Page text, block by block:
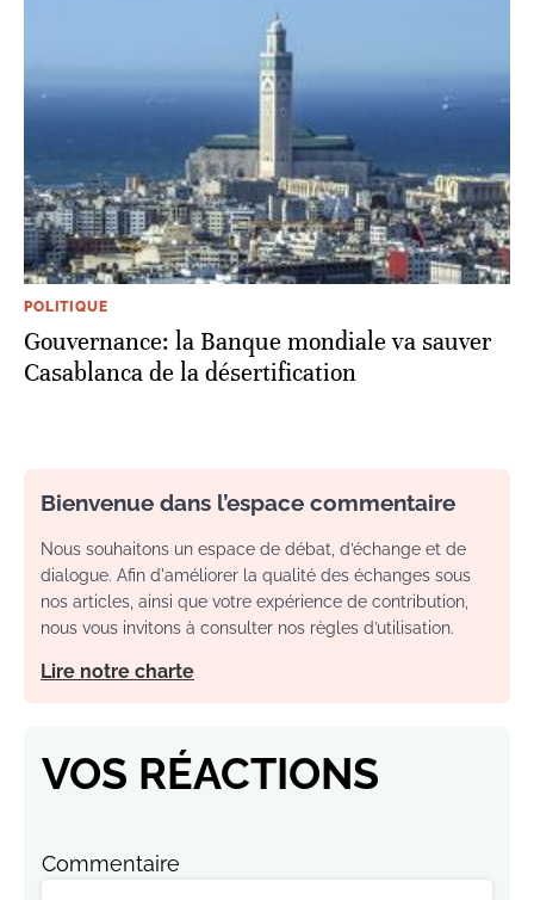
POLITIQUE
Gouvernance: la Banque mondiale va sauver
Casablanca de la désertification
Bienvenue dans l’espace commentaire
Nous souhaitons un espace de débat, d’échange et de
dialogue. Afin d'améliorer la qualité des échanges sous
nos articles, ainsi que votre expérience de contribution,
nous vous invitons à consulter nos règles d’utilisation.
Lire notre charte
VOS RÉACTIONS
Commentaire